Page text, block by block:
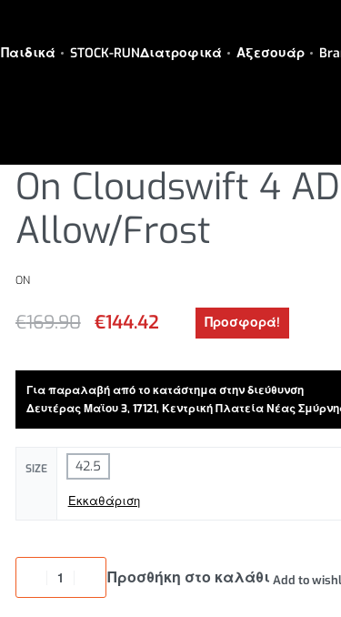
Παιδικά STOCK-RUNΔιατροφικά Αξεσουάρ
On Cloudswift 4 AD
Allow/Frost
ON
€169.90 €144.42 Προσφορά!
Για παραλαβή από το κατάστημα στην διεύθυνση
Δευτέρας Μαϊου 3, 17121, Κεντρική Πλατεία Νέας
SIZE 42.5
Εκκαθάριση
Προσθήκη στο καλάθι Add to